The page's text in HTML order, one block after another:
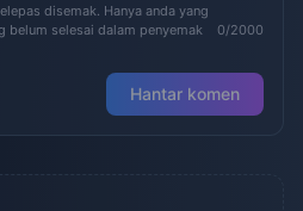
disemak. Hanya anda yang
belum selesai dalam penyemak
0/2000
Hantar komen